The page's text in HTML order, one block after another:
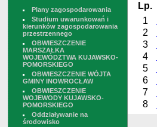
Plany zagospodarowania
Studium uwarunkowań i
kierunków zagospodarowania
przestrzennego
OBWIESZCZENIE
MARSZAŁKA
WOJEWÓDZTWA KUJAWSKO-
POMORSKIEGO
OBWIESZCZENIE WÓJTA
GMINY INOWROCŁAW
OBWIESZCZENIE
WOJEWODY KUJAWSKO-
POMORSKIEGO
Oddziaływanie na
środowisko
Lp.
1
2
3
4
5
6
7
8